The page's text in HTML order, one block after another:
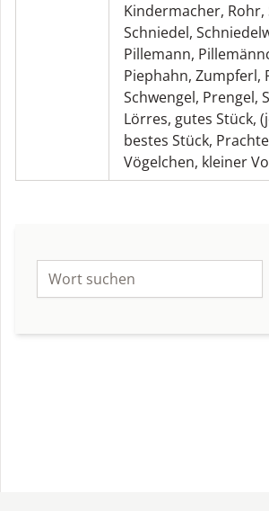
Kindermacher, Rohr,
Schniedel,
Pillemann,
Piephahn, Zumpferl,
Schwengel, Prengel,
Lörres, gutes Stück,
bestes Stück,
Vögelchen, kleiner